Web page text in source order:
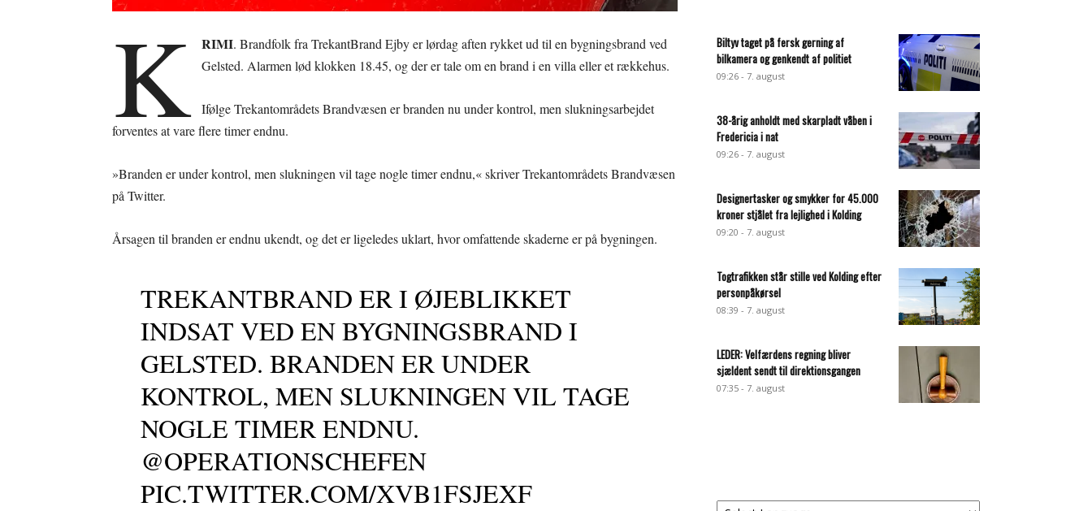
K RIMI. Brandfolk fra TrekantBrand Ejby er lørdag aften rykket ud til en bygningsbrand ved
Gelsted. Alarmen lød klokken 18.45, og der er tale om en brand i en villa eller et rækkehus.
Ifølge Trekantområdets Brandvæsen er branden nu under kontrol, men slukningsarbejdet
forventes at vare flere timer endnu.
»Branden er under kontrol, men slukningen vil tage nogle timer endnu,« skriver Trekantområdets Brandvæsen
på Twitter.
Årsagen til branden er endnu ukendt, og det er ligeledes uklart, hvor omfattende skaderne er på bygningen.
TREKANTBRAND ER I ØJEBLIKKET
INDSAT VED EN BYGNINGSBRAND I
GELSTED. BRANDEN ER UNDER
KONTROL, MEN SLUKNINGEN VIL TAGE
NOGLE TIMER ENDNU.
@OPERATIONSCHEFEN
PIC.TWITTER.COM/XVB1FSJEXF
Biltyv taget på fersk gerning af
bilkamera og genkendt af politiet
09:26 - 7. august
38-årig anholdt med skarpladt våben i
Fredericia i nat
09:26 - 7. august
Designertasker og smykker for 45.000
kroner stjålet fra lejlighed i Kolding
09:20 - 7. august
Togtrafikken står stille ved Kolding efter
personpåkørsel
08:39 - 7. august
LEDER: Velfærdens regning bliver
sjældent sendt til direktionsgangen
07:35 - 7. august